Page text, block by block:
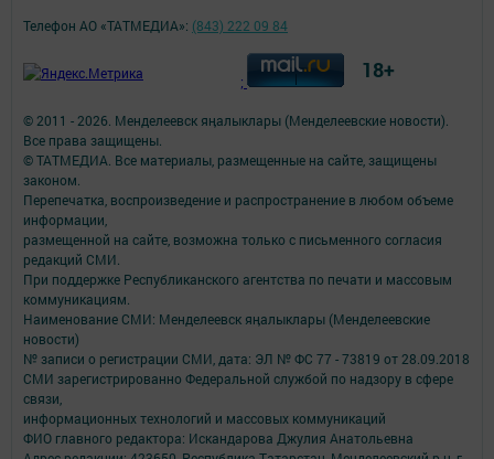
© 2011 - 2026. Менделеевск яӊалыклары (Менделеевские новости).
Все права защищены.
© ТАТМЕДИА. Все материалы, размещенные на сайте, защищены
законом.
Перепечатка, воспроизведение и распространение в любом объеме
информации,
размещенной на сайте, возможна только с письменного согласия
редакций СМИ.
При поддержке Республиканского агентства по печати и массовым
коммуникациям.
Наименование СМИ: Менделеевск яӊалыклары (Менделеевские
новости)
№ записи о регистрации СМИ, дата: ЭЛ № ФС 77 - 73819 от 28.09.2018
СМИ зарегистрированно Федеральной службой по надзору в сфере
связи,
информационных технологий и массовых коммуникаций
ФИО главного редактора: Искандарова Джулия Анатольевна
Телефон АО «ТАТМЕДИА»: (843) 222 09 84
; 18+